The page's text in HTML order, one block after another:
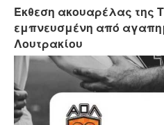
Έκθεση ακουαρέλας της
εμπνευσμένη από
Λουτρακίου